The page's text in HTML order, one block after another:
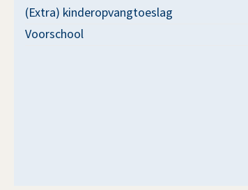
(Extra) kinderopvangtoeslag
Voorschool